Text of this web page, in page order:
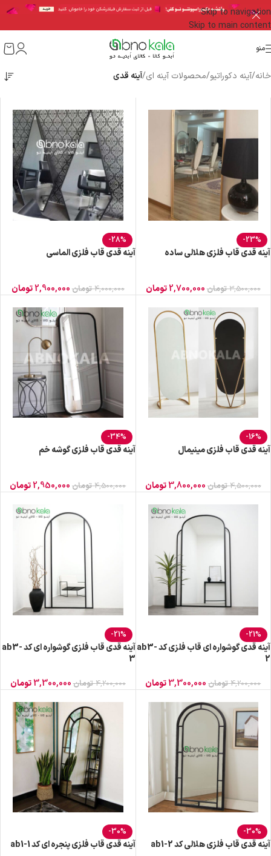
Skip to navigation
Skip to main content
منو
خانه/آینه دکوراتیو/محصولات آینه ای/آینه قدی
-23%
آینه قدی قاب فلزی هلالی ساده
3,500,000 تومان 2,700,000تومان
-28%
آینه قدی قاب فلزی الماسی
4,000,000 تومان 2,900,000تومان
-16%
آینه قدی قاب فلزی مینیمال
4,500,000 تومان 3,800,000تومان
-34%
آینه قدی قاب فلزی گوشه خم
4,500,000 تومان 2,950,000تومان
-21%
آینه قدی گوشواره ای قاب فلزی کد ab3-
2
4,200,000 تومان 3,300,000تومان
-21%
آینه قدی قاب فلزی گوشواره ای کد ab3-
3
4,200,000 تومان 3,300,000تومان
-30%
آینه قدی قاب فلزی هلالی کد ab1-2
-30%
آینه قدی قاب فلزی پنجره ای کد ab1-1